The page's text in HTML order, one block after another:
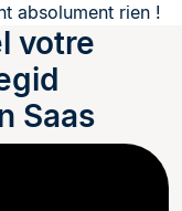
absolument rien !
votre
Saas